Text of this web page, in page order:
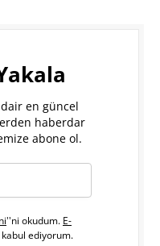
en güncel
haberdar
abone ol.
''ni okudum. E-
ediyorum.